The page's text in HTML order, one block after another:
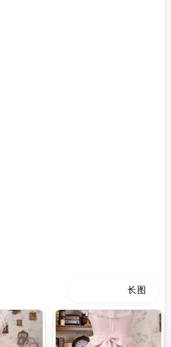
长图